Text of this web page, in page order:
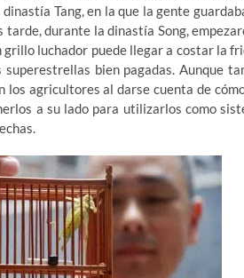
Tang, en la que la gente
durante la dinastía Song,
grillo luchador puede llegar a costar la
bien pagadas. Aunque
agricultores al darse cuenta de
a su lado para utilizarlos como